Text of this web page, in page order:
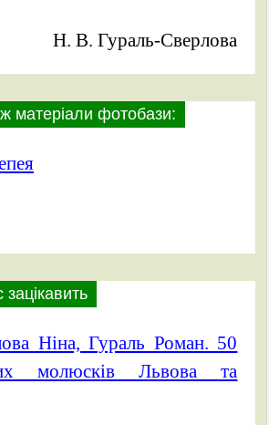
Н. В. Гураль-Сверлова
матеріали фотобази:
Ніна, Гураль Роман. 50
молюсків Львова та